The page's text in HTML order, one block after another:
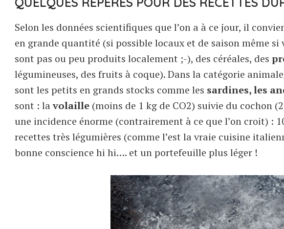
Selon les données scientifiques que l’on a à ce jour, il
en grande quantité (si possible locaux et de saison même
sont pas ou peu produits localement ;-), des céréales, des
légumineuses, des fruits à coque). Dans la catégorie
sont les petits en grands stocks comme les sardines, les
sont : lavolaille (moins de 1 kg de CO2) suivie du cochon
une incidence énorme (contrairement à ce que l’on croit) :
recettes très légumières (comme l’est la vraie cuisine
bonne conscience hi hi…. et un portefeuille plus léger !